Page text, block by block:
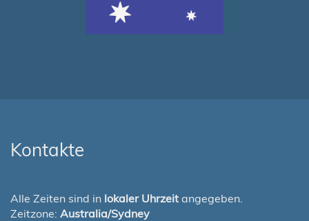
Kontakte
Alle Zeiten sind in lokaler Uhrzeit angegeben.
Zeitzone: Australia/Sydney